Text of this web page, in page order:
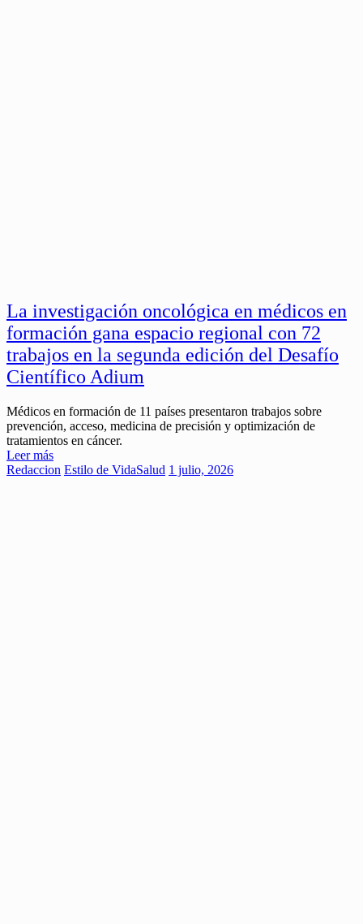
La investigación oncológica en médicos en
formación gana espacio regional con 72
trabajos en la segunda edición del Desafío
Científico Adium
Médicos en formación de 11 países presentaron trabajos sobre
prevención, acceso, medicina de precisión y optimización de
tratamientos en cáncer.
Leer más
Redaccion Estilo de VidaSalud 1 julio, 2026